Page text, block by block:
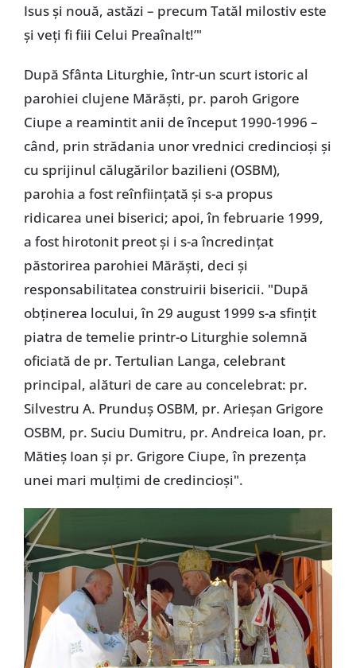
Isus și nouă, astăzi – precum Tatăl milostiv este
și veți fi fiii Celui Preaînalt!’"
După Sfânta Liturghie, într-un scurt istoric al
parohiei clujene Mărăști, pr. paroh Grigore
Ciupe a reamintit anii de început 1990-1996 –
când, prin strădania unor vrednici credincioși și
cu sprijinul călugărilor bazilieni (OSBM),
parohia a fost reînființată și s-a propus
ridicarea unei biserici; apoi, în februarie 1999,
a fost hirotonit preot și i s-a încredințat
păstorirea parohiei Mărăști, deci și
responsabilitatea construirii bisericii. "După
obținerea locului, în 29 august 1999 s-a sfințit
piatra de temelie printr-o Liturghie solemnă
oficiată de pr. Tertulian Langa, celebrant
principal, alături de care au concelebrat: pr.
Silvestru A. Prunduș OSBM, pr. Arieșan Grigore
OSBM, pr. Suciu Dumitru, pr. Andreica Ioan, pr.
Mătieș Ioan și pr. Grigore Ciupe, în prezența
unei mari mulțimi de credincioși".